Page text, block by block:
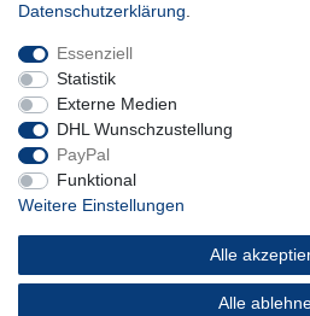
Daten­schutz­erklärung
Essenziell
Statistik
Externe Medien
DHL Wunschzustellung
PayPal
Funktional
Weitere Einstellungen
Alle
Alle